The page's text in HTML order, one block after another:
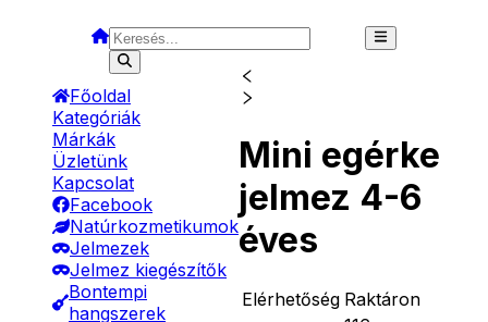
Főoldal
Kategóriák
Márkák
Üzletünk
Kapcsolat
Facebook
Natúrkozmetikumok
Jelmezek
Jelmez kiegészítők
Bontempi
hangszerek
Mini egérke
jelmez 4-6
éves
Elérhetőség Raktáron